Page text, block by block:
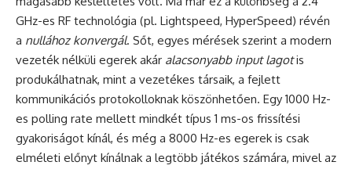
GHz-es RF technológia (pl. Lightspeed, HyperSpeed) révén
a nullához konvergál. Sőt, egyes mérések szerint a modern
vezeték nélküli egerek akár alacsonyabb input lagotis
produkálhatnak, mint a vezetékes társaik, a fejlett
kommunikációs protokolloknak köszönhetően. Egy 1000 Hz-
es polling rate mellett mindkét típus 1 ms-os frissítési
gyakoriságot kínál, és még a 8000 Hz-es egerek is csak
elméleti előnyt kínálnak a legtöbb játékos számára, mivel az